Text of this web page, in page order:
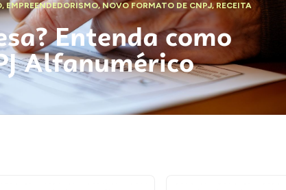
, EMPREENDEDORISMO,NOVO FORMATO DE CNPJ,RECEITA
Entenda como
Alfanumérico